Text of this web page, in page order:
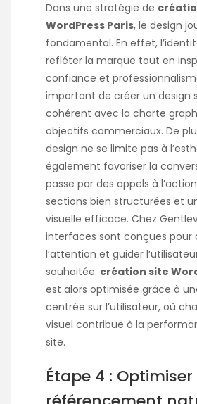
Dans une stratégie de
WordPress Paris, le design
fondamental. En effet,
refléter la marque tout en
confiance et
important de créer un design
cohérent avec la charte
objectifs commerciaux. De
design ne se limite pas à
également favoriser la
passe par des appels à
sections bien structurées et
visuelle efficace. Chez
interfaces sont conçues pour
l’attention et guider
souhaitée. création site
est alors optimisée grâce à
centrée sur l’utilisateur, où
visuel contribue à la
site.
Étape 4 : Optimiser